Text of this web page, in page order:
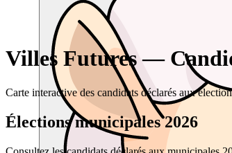
Villes Futures —
Carte interactive des candidats déclarés aux
Élections municipales 2026